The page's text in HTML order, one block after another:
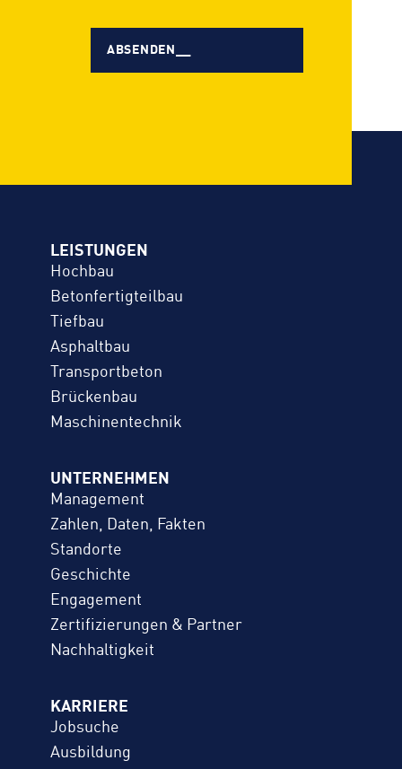
LEISTUNGEN
Hochbau
Betonfertigteilbau
Tiefbau
Asphaltbau
Transportbeton
Brückenbau
Maschinentechnik
KARRIERE
Jobsuche
Ausbildung
UNTERNEHMEN
Management
Zahlen, Daten, Fakten
Standorte
Geschichte
Engagement
Zertifizierungen & Partner
Nachhaltigkeit